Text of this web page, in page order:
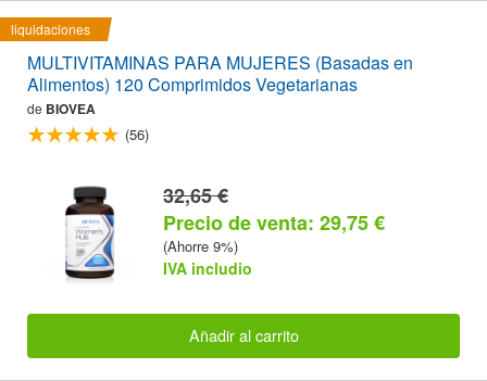
liquidaciones
MULTIVITAMINAS PARA MUJERES (Basadas en
Alimentos) 120 Comprimidos Vegetarianas
de BIOVEA
(56)
32,65 €
Precio de venta: 29,75 €
(Ahorre 9%)
IVA includio
Añadir al carrito